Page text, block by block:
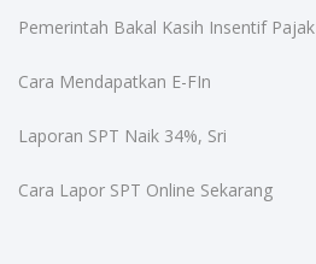
Pemerintah Bakal Kasih Insentif Pajak
Cara Mendapatkan E-FIn
Laporan SPT Naik 34%, Sri
Cara Lapor SPT Online Sekarang